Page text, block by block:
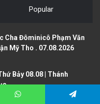
Popular
Cha Đôminicô Phạm Văn
Mỹ Tho . 07.08.2026
Bảy 08.08 | Thánh